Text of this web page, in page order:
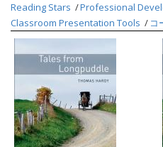
Reading Stars
Professional
Classroom Presentation Tools
コ